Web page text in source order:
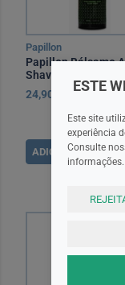
Papillon
Papillon Bálsamo
Shave 100 ml
24,90EUR
ADICIONAR
ESTE
Este site
experiência
Consulte
informações.